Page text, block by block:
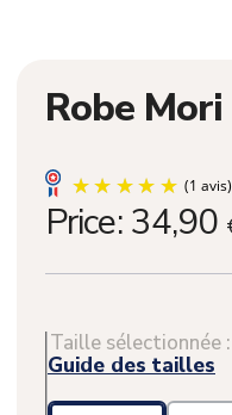
Robe
Price: 34,90
Taille sélectionnée :
Guide des tailles